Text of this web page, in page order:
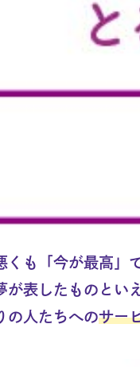
くも「今が最高」
表したものとい
の人たちへのサー